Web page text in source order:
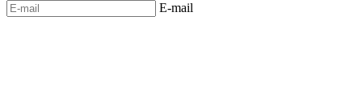
E-mail